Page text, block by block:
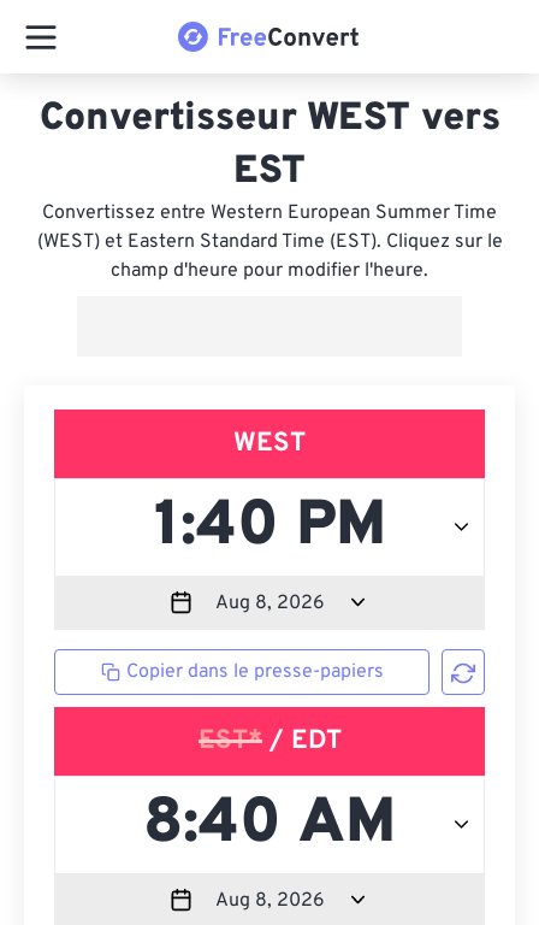
Convertisseur WEST vers
EST
Convertissez entre Western European Summer Time
(WEST) et Eastern Standard Time (EST). Cliquez sur le
champ d'heure pour modifier l'heure.
WEST
Copier dans le presse-papiers
EST*/ EDT